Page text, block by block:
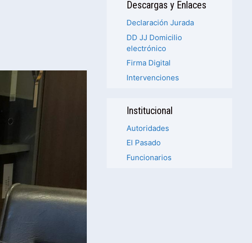
Descargas y Enlaces
Declaración Jurada
DD JJ Domicilio
electrónico
Firma Digital
Intervenciones
Institucional
Autoridades
El Pasado
Funcionarios